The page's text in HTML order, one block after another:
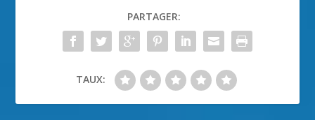
PARTAGER:
TAUX: